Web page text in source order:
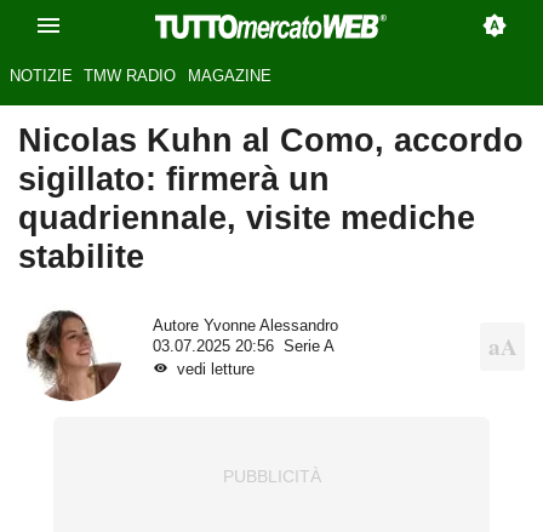
NOTIZIE TMW RADIO MAGAZINE
Nicolas Kuhn al Como, accordo
sigillato: firmerà un
quadriennale, visite mediche
stabilite
Autore Yvonne Alessandro
03.07.2025 20:56
Serie A
vedi letture